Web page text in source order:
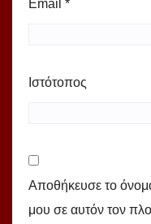
Email *
Ιστότοπος
Αποθήκευσε το
μου σε αυτόν τον